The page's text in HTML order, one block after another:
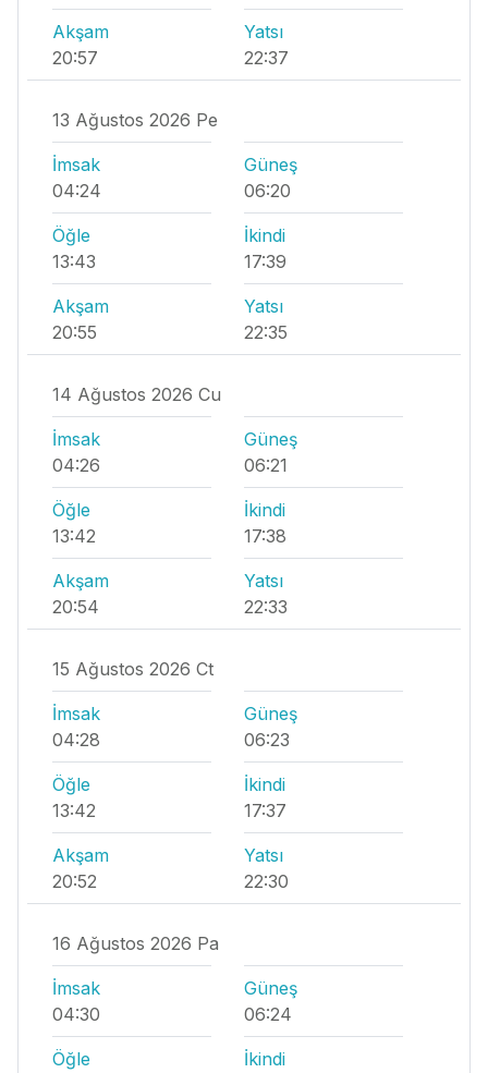
Akşam
20:57
Yatsı
22:37
13 Ağustos 2026 Pe
İmsak
04:24
Güneş
06:20
Öğle
13:43
İkindi
17:39
Akşam
20:55
Yatsı
22:35
14 Ağustos 2026 Cu
İmsak
04:26
Güneş
06:21
Öğle
13:42
İkindi
17:38
Akşam
20:54
Yatsı
22:33
15 Ağustos 2026 Ct
İmsak
04:28
Güneş
06:23
Öğle
13:42
İkindi
17:37
Akşam
20:52
Yatsı
22:30
16 Ağustos 2026 Pa
İmsak
04:30
Güneş
06:24
Öğle
İkindi